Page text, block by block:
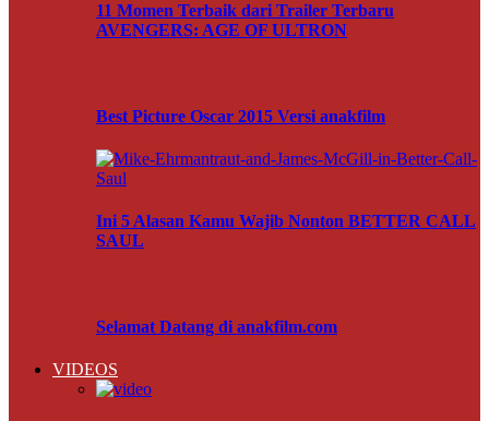
11 Momen Terbaik dari Trailer Terbaru
AVENGERS: AGE OF ULTRON
Best Picture Oscar 2015 Versi anakfilm
Ini 5 Alasan Kamu Wajib Nonton BETTER CALL
SAUL
Selamat Datang di anakfilm.com
VIDEOS